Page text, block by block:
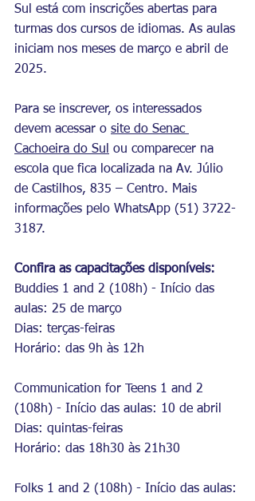
Sul está com inscrições abertas para
turmas dos cursos de idiomas. As aulas
iniciam nos meses de março e abril de
2025.
Para se inscrever, os interessados
devem acessar o site do Senac
Cachoeira do Sul
ou comparecer na
escola que fica localizada na Av. Júlio
de Castilhos, 835 – Centro. Mais
informações pelo WhatsApp (51) 3722-
3187.
Confira as capacitações disponíveis:
Buddies 1 and 2 (108h) - Início das
aulas: 25 de março
Dias: terças-feiras
Horário: das 9h às 12h
Communication for Teens 1 and 2
(108h) - Início das aulas: 10 de abril
Dias: quintas-feiras
Horário: das 18h30 às 21h30
Folks 1 and 2 (108h) - Início das aulas: